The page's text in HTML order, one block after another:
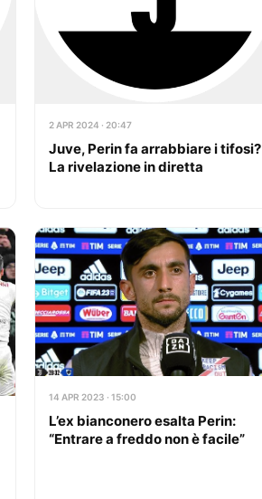
2 APR 2024 · 20:47
Juve, Perin fa arrabbiare i tifosi?
La rivelazione in diretta
14 APR 2023 · 15:00
L’ex bianconero esalta Perin:
“Entrare a freddo non è facile”